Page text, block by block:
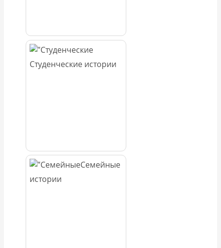
Студенческие истории
Семейные
истории